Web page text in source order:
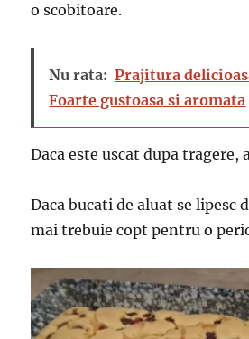
o scobitoare.
Nu rata: Prajitura
Foarte gustoasa si aromata
Daca este uscat dupa
Daca bucati de aluat se lipesc
mai trebuie copt pentru o